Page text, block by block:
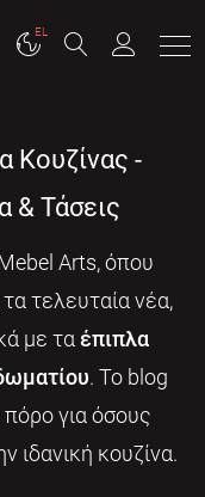
EL
Κουζίνας -
& Τάσεις
Arts, όπου
τελευταία νέα,
με τα έπιπλα
. Το blog
για όσους
ιδανική κουζίνα.